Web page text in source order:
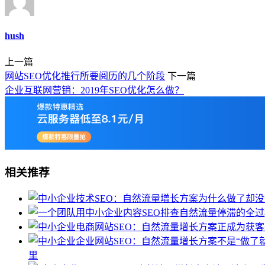
hush
上一篇
网站SEO优化推行所要阅历的几个阶段 下一篇
企业互联网营销：2019年SEO优化怎么做？
相关推荐
里